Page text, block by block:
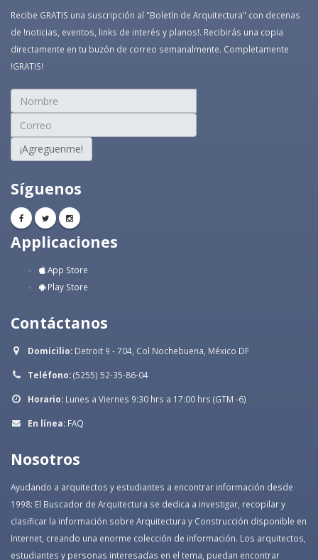
Recibe GRATIS una suscripción al "Boletín de Arquitectura" con decenas
de !noticias, eventos, links de interés y planos!. Recibirás una copia
directamente en tu buzón de correo semanalmente. Completamente
!GRATIS!
¡Agreguenme!
Síguenos
Applicaciones
App Store
Play Store
Contáctanos
Domicilio: Detroit 9 - 704, Col Nochebuena, México DF
Teléfono:(5255) 52-35-86-04
Horario: Lunes a Viernes 9:30 hrs a 17:00 hrs (GTM -6)
En línea: FAQ
Nosotros
Ayudando a arquitectos y estudiantes a encontrar información desde
1998: El Buscador de Arquitectura se dedica a investigar, recopilar y
clasificar la información sobre Arquitectura y Construcción disponible en
Internet, creando una enorme colección de información. Los arquitectos,
estudiantes y personas interesadas en el tema, puedan encontrar